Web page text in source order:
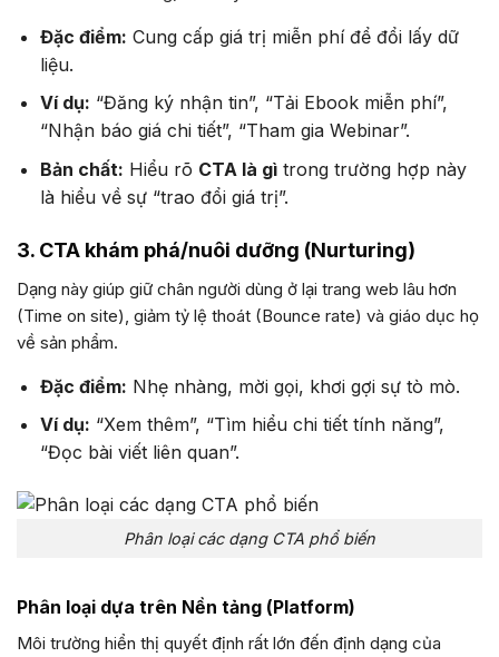
Đặc điểm: Cung cấp giá trị miễn phí để đổi lấy dữ
liệu.
Ví dụ: “Đăng ký nhận tin”, “Tải Ebook miễn phí”,
“Nhận báo giá chi tiết”, “Tham gia Webinar”.
Bản chất: Hiểu rõ CTA là gìtrong trường hợp này
là hiểu về sự “trao đổi giá trị”.
3. CTA khám phá/nuôi dưỡng (Nurturing)
Dạng này giúp giữ chân người dùng ở lại trang web lâu hơn
(Time on site), giảm tỷ lệ thoát (Bounce rate) và giáo dục họ
về sản phẩm.
Đặc điểm: Nhẹ nhàng, mời gọi, khơi gợi sự tò mò.
Ví dụ: “Xem thêm”, “Tìm hiểu chi tiết tính năng”,
“Đọc bài viết liên quan”.
Phân loại các dạng CTA phổ biến
Phân loại dựa trên Nền tảng (Platform)
Môi trường hiển thị quyết định rất lớn đến định dạng của